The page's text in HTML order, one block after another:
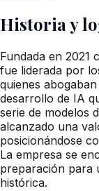
Historia y
Fundada en 2021
fue liderada por
quienes
desarrollo de IA
serie de modelos
alcanzado una
posicionándose
La empresa se
preparación para
histórica.